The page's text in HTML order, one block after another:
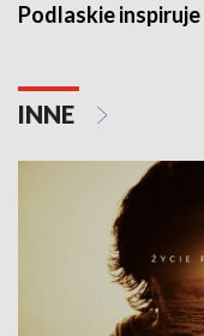
Podlaskie inspiruje
INNE